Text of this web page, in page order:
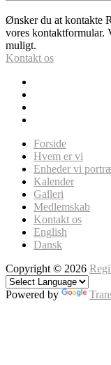
Ønsker du at kontakte
vores kontaktformular.
muligt.
Kontakt os
Forside
Hvem er vi
Enheder vi
Kalender
Galleri
Medlemskab
Kontakt os
English
Dansk
Copyright © 2026
Powered by